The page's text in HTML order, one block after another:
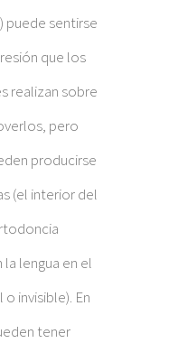
puede sentirse
que los
realizan sobre
pero
producirse
(el interior del
lengua en el
invisible). En
tener